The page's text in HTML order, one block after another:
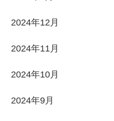
2024年12月
2024年11月
2024年10月
2024年9月